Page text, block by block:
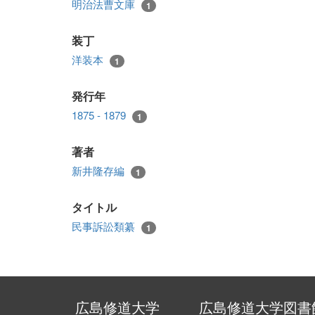
明治法曹文庫 1
装丁
洋装本 1
発行年
1875 - 1879 1
著者
新井隆存編 1
タイトル
民事訴訟類纂 1
広島修道大学 広島修道大学図